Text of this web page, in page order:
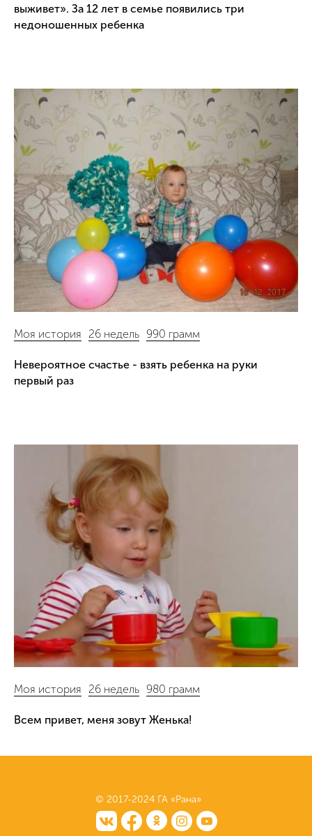
выживет». За 12 лет в семье появились три
недоношенных ребенка
Моя история 26 недель 990 грамм
Невероятное счастье - взять ребенка на руки
первый раз
Моя история 26 недель 980 грамм
Всем привет, меня зовут Женька!
© 2017-2024 ГА «Рана»